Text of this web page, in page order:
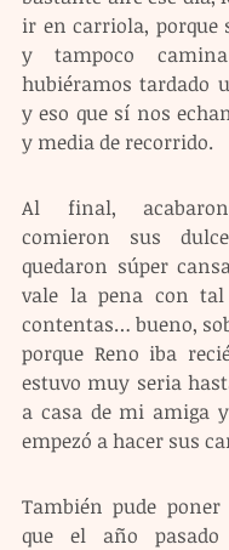
ir en carriola, porque
y tampoco
hubiéramos tardado
y eso que sí nos
y media de recorrido.
Al final,
comieron sus
quedaron súper
vale la pena con
contentas… bueno,
porque Reno iba
estuvo muy seria
a casa de mi amiga
empezó a hacer sus
También pude
que el año